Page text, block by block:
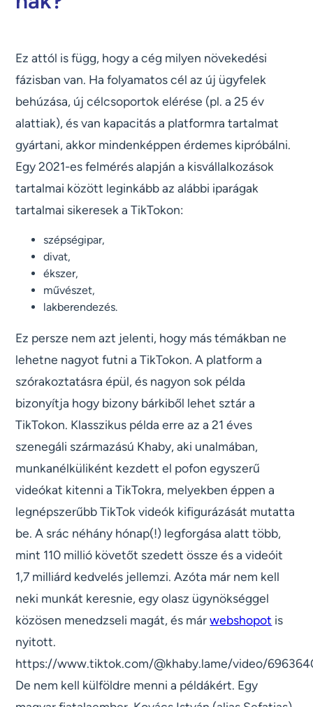
Ez attól is függ, hogy a cég milyen növekedési
fázisban van. Ha folyamatos cél az új ügyfelek
behúzása, új célcsoportok elérése (pl. a 25 év
alattiak), és van kapacitás a platformra tartalmat
gyártani, akkor mindenképpen érdemes kipróbálni.
Egy 2021-es felmérés alapján a kisvállalkozások
tartalmai között leginkább az alábbi iparágak
tartalmai sikeresek a TikTokon:
szépségipar,
divat,
ékszer,
művészet,
lakberendezés.
Ez persze nem azt jelenti, hogy más témákban ne
lehetne nagyot futni a TikTokon. A platform a
szórakoztatásra épül, és nagyon sok példa
bizonyítja hogy bizony bárkiből lehet sztár a
TikTokon. Klasszikus példa erre az a 21 éves
szenegáli származású Khaby, aki unalmában,
munkanélküliként kezdett el pofon egyszerű
videókat kitenni a TikTokra, melyekben éppen a
legnépszerűbb TikTok videók kifigurázását mutatta
be. A srác néhány hónap(!) legforgása alatt több,
mint 110 millió követőt szedett össze és a videóit
1,7 milliárd kedvelés jellemzi. Azóta már nem kell
neki munkát keresnie, egy olasz ügynökséggel
közösen menedzseli magát, és márwebshopot is
nyitott.
https://www.tiktok.com/@khaby.lame/video/
De nem kell külföldre menni a példákért. Egy